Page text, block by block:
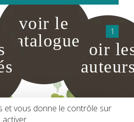
et vous donne le contrôle sur
activer
1
voir
voir le
catalogue